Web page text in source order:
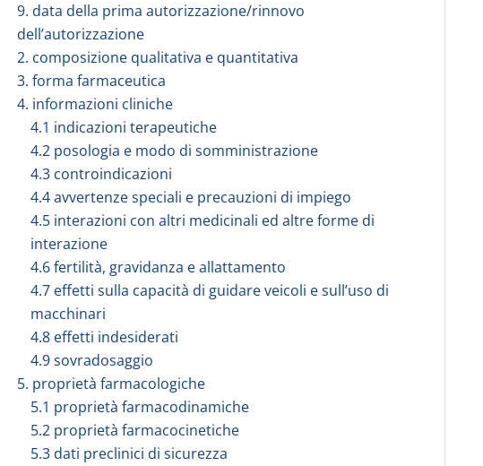
9. data della prima autorizzazione/rinnovo
dell’autorizzazione
2. composizione qualitativa e quantitativa
3. forma farmaceutica
4. informazioni cliniche
4.1 indicazioni terapeutiche
4.2 posologia e modo di somministrazione
4.3 controindicazioni
4.4 avvertenze speciali e precauzioni di impiego
4.5 interazioni con altri medicinali ed altre forme di
interazione
4.6 fertilità, gravidanza e allattamento
4.7 effetti sulla capacità di guidare veicoli e sull’uso di
macchinari
4.8 effetti indesiderati
4.9 sovradosaggio
5. proprietà farmacologiche
5.1 proprietà farmacodinamiche
5.2 proprietà farmacocinetiche
5.3 dati preclinici di sicurezza